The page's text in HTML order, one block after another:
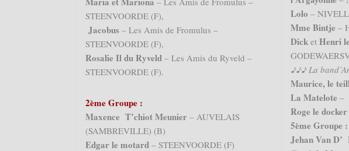
STEENVOORDE (F),
Jacobus– Les Amis de Fromulus –
STEENVOORDE (F),
Rosalie Il du Ryveld– Les Amis du Ryveld –
STEENVOORDE (F).
2ème Groupe :
Maxence T’chiot Meunier– AUVELAIS
(SAMBREVILLE) (B)
Edgar le motard– STEENVOORDE (F)
Lolo –
Mme Bintje –
Dicket Henri
♪♪♪ La
Maurice, le
La Matelote –
Roge le docker
5ème Groupe :
Jehan Van D’